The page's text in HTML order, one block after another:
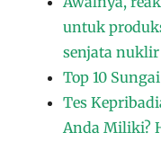
untuk
senjata nuklir
Top 10
Tes
Anda Miliki?